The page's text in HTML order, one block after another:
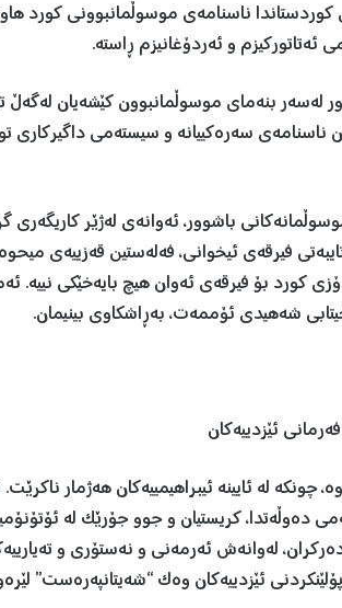
ناسنامەی موسوڵمانبوونی کورد
و ئەردۆغانیزم ڕاستە.
لەسەر بنەمای موسوڵمانبوون کێشەیان لەگەڵ
ناسنامەی سەرەکییانە و سیستەمی داگیرکاری
باشوور، ئەوانەی لەژێر کاریگەری
فیرقەی ئیخوانی، فەلەستین قەزییەی
کورد بۆ فیرقەی ئەوان هیچ بایەخێکی نییە.
شەهیدی ئۆممەت، بەڕاشکاوی بینیمان.
ئێزدییەکان
چونکە لە ئایینە ئیبراهیمییەکان هەژمار
دەوڵەتدا، کریستیان و جوو جۆرێک لە
لەوانەش ئەرمەنی و نەستۆری و
پۆلێنکردنی ئێزدییەکان وەک “شەیتانپەرەست”